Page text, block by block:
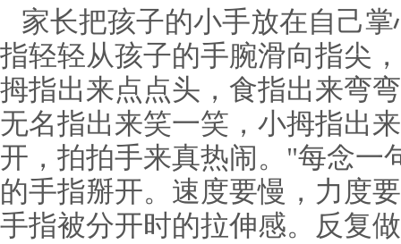
家长把孩子的小手放在自己
指轻轻从孩子的手腕滑向指尖
拇指出来点点头，食指出来弯
无名指出来笑一笑，小拇指出
开，拍拍手来真热闹。"每念一
的手指掰开。速度要慢，力度
手指被分开时的拉伸感。反复